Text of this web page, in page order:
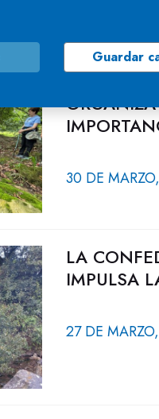
LA
30 DE
LA
IMPULSA
27 DE
Guardar